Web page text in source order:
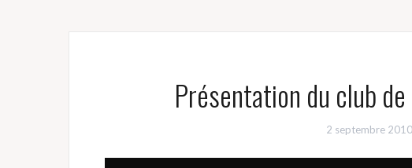
Présentation du club
2 septembre 2010